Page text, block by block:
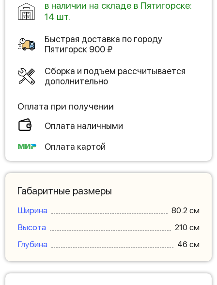
в наличии на складе в Пятигорске:
14 шт.
Быстрая доставка по городу
Пятигорск 900 ₽
Сборка и подъем рассчитывается
дополнительно
Оплата при получении
Оплата наличными
Оплата картой
Габаритные размеры
Ширина
80.2 см
Высота
210 см
Глубина
46 см